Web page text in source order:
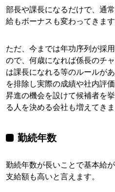
部長や課長になるだけで、通
給もボーナスも変わってきます
ただ、今までは年功序列が採
ので、何歳になれば係長のチ
は課長になれる等のルールが
を排除し実際の成績や社内評
昇進の機会を設けて候補者を
る人を決める会社も増えてきま
勤続年数
勤続年数が長いことで基本給
支給額も高いと言えます。